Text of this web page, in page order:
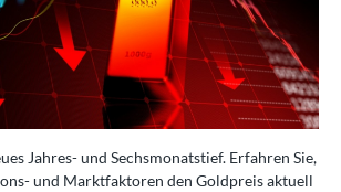
Jahres- und Sechsmonatstief. Erfahren Sie,
und Marktfaktoren den Goldpreis aktuell